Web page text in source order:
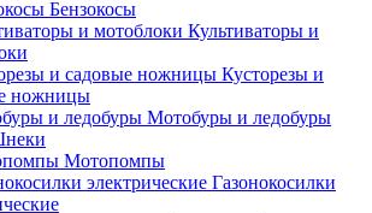
Бензокосы
Культиваторы и
Кусторезы и
ножницы
Мотобуры и ледобуры
Мотопомпы
Газонокосилки